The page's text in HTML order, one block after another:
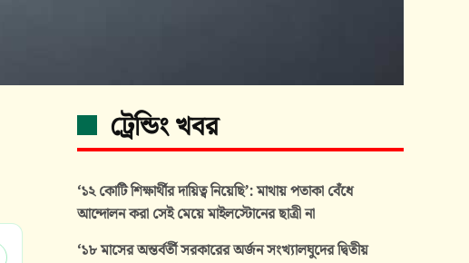
ট্রেন্ডিং খবর
‘১২ কোটি শিক্ষার্থীর দায়িত্ব নিয়েছি’: মাথায় পতাকা বেঁধে
আন্দোলন করা সেই মেয়ে মাইলস্টোনের ছাত্রী না
‘১৮ মাসের অন্তর্বর্তী সরকারের অর্জন সংখ্যালঘুদের দ্বিতীয়